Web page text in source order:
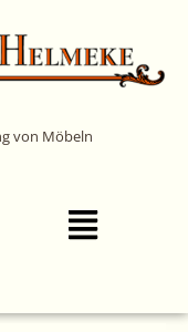
von Möbeln
Main
Menu